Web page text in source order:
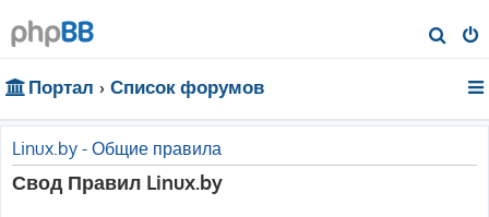
о
Портал Список форумов
Linux.by - Общие правила
Свод Правил Linux.by